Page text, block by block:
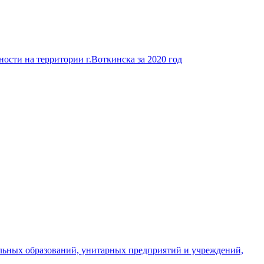
на территории г.Воткинска за 2020 год
образований, унитарных предприятий и учреждений,